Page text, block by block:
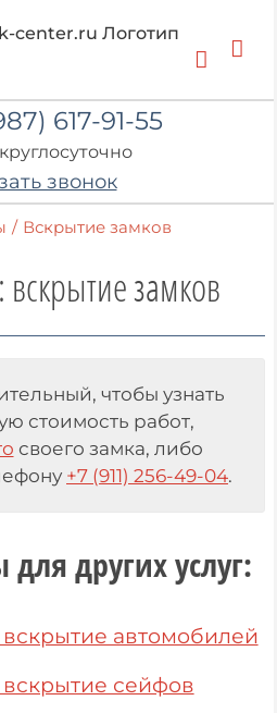
617-91-55
звонок
/ Вскрытие замков
вскрытие замков
чтобы узнать
стоимость работ,
своего замка, либо
+7 (911) 256-49-04.
для других услуг:
вскрытие автомобилей
вскрытие сейфов